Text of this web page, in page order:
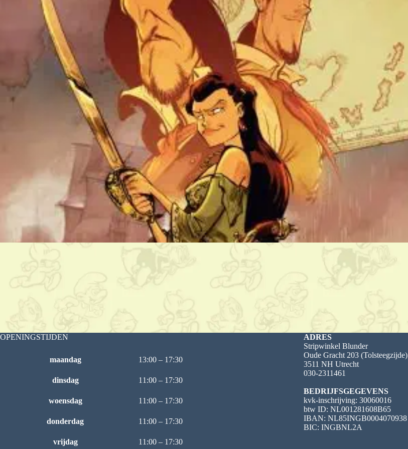
OPENINGSTIJDEN
maandag 13:00 – 17:30
dinsdag 11:00 – 17:30
woensdag 11:00 – 17:30
donderdag 11:00 – 17:30
vrijdag 11:00 – 17:30
ADRES
Stripwinkel Blunder
Oude Gracht 203 (Tolsteegzijde)
3511 NH Utrecht
030-2311461
BEDRIJFSGEGEVENS
kvk-inschrijving: 30060016
btw ID: NL001281608B65
IBAN: NL85INGB0004070938
BIC: INGBNL2A